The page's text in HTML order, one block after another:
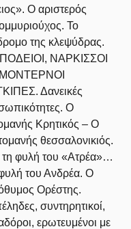
Ο αριστερός
Το
της κλεψύδρας.
ΝΑΡΚΙΣΣΟΙ
ΜΟΝΤΕΡΝΟΙ
Δανεικές
Ο
Κρητικός – Ο
θεσσαλονικιός.
φυλή του «Ατρέα»…
του Ανδρέα. Ο
Ορέστης.
συντηρητικοί,
ερωτευμένοι με